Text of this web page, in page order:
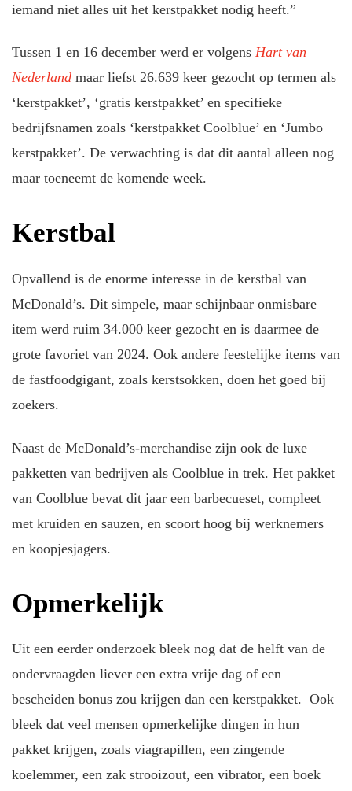
iemand niet alles uit het kerstpakket nodig heeft.”
Tussen 1 en 16 december werd er volgens Hart van
Nederlandmaar liefst 26.639 keer gezocht op termen als
‘kerstpakket’, ‘gratis kerstpakket’ en specifieke
bedrijfsnamen zoals ‘kerstpakket Coolblue’ en ‘Jumbo
kerstpakket’. De verwachting is dat dit aantal alleen nog
maar toeneemt de komende week.
Kerstbal
Opvallend is de enorme interesse in de kerstbal van
McDonald’s. Dit simpele, maar schijnbaar onmisbare
item werd ruim 34.000 keer gezocht en is daarmee de
grote favoriet van 2024. Ook andere feestelijke items van
de fastfoodgigant, zoals kerstsokken, doen het goed bij
zoekers.
Naast de McDonald’s-merchandise zijn ook de luxe
pakketten van bedrijven als Coolblue in trek. Het pakket
van Coolblue bevat dit jaar een barbecueset, compleet
met kruiden en sauzen, en scoort hoog bij werknemers
en koopjesjagers.
Opmerkelijk
Uit een eerder onderzoek bleek nog dat de helft van de
ondervraagden liever een extra vrije dag of een
bescheiden bonus zou krijgen dan een kerstpakket. Ook
bleek dat veel mensen opmerkelijke dingen in hun
pakket krijgen, zoals viagrapillen, een zingende
koelemmer, een zak strooizout, een vibrator, een boek